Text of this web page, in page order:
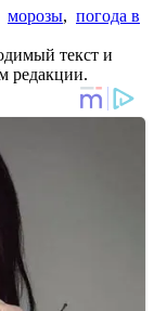
морозы, погода в
текст и
редакции.